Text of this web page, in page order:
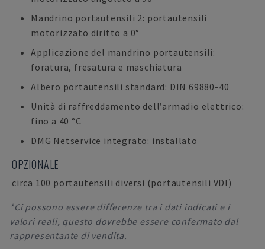
Mandrino portautensili 2: portautensili
motorizzato diritto a 0°
Applicazione del mandrino portautensili:
foratura, fresatura e maschiatura
Albero portautensili standard: DIN 69880-40
Unità di raffreddamento dell’armadio elettrico:
fino a 40 °C
DMG Netservice integrato: installato
OPZIONALE
circa 100 portautensili diversi (portautensili VDI)
*Ci possono essere differenze tra i dati indicati e i
valori reali, questo dovrebbe essere confermato dal
rappresentante di vendita.